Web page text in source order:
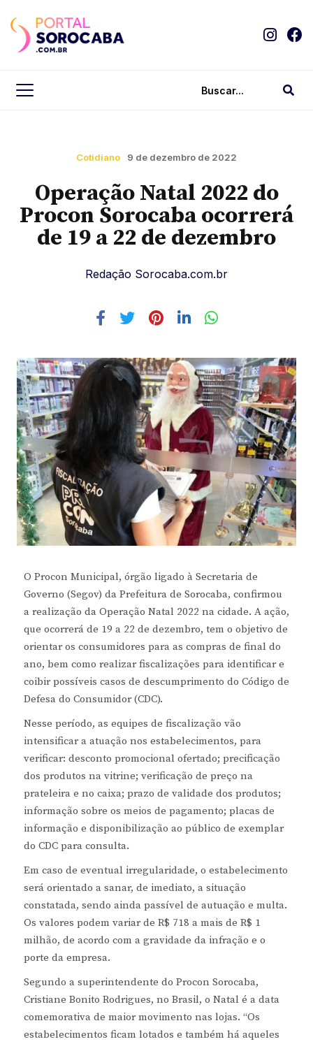
Cotidiano 9 de dezembro de 2022
Operação Natal 2022 do
Procon Sorocaba ocorrerá
de 19 a 22 de dezembro
Redação Sorocaba.com.br
O Procon Municipal, órgão ligado à Secretaria de
Governo (Segov) da Prefeitura de Sorocaba, confirmou
a realização da Operação Natal 2022 na cidade. A ação,
que ocorrerá de 19 a 22 de dezembro, tem o objetivo de
orientar os consumidores para as compras de final do
ano, bem como realizar fiscalizações para identificar e
coibir possíveis casos de descumprimento do Código de
Defesa do Consumidor (CDC).
Nesse período, as equipes de fiscalização vão
intensificar a atuação nos estabelecimentos, para
verificar: desconto promocional ofertado; precificação
dos produtos na vitrine; verificação de preço na
prateleira e no caixa; prazo de validade dos produtos;
informação sobre os meios de pagamento; placas de
informação e disponibilização ao público de exemplar
do CDC para consulta.
Em caso de eventual irregularidade, o estabelecimento
será orientado a sanar, de imediato, a situação
constatada, sendo ainda passível de autuação e multa.
Os valores podem variar de R$ 718 a mais de R$ 1
milhão, de acordo com a gravidade da infração e o
porte da empresa.
Segundo a superintendente do Procon Sorocaba,
Cristiane Bonito Rodrigues, no Brasil, o Natal é a data
comemorativa de maior movimento nas lojas. “Os
estabelecimentos ficam lotados e também há aqueles